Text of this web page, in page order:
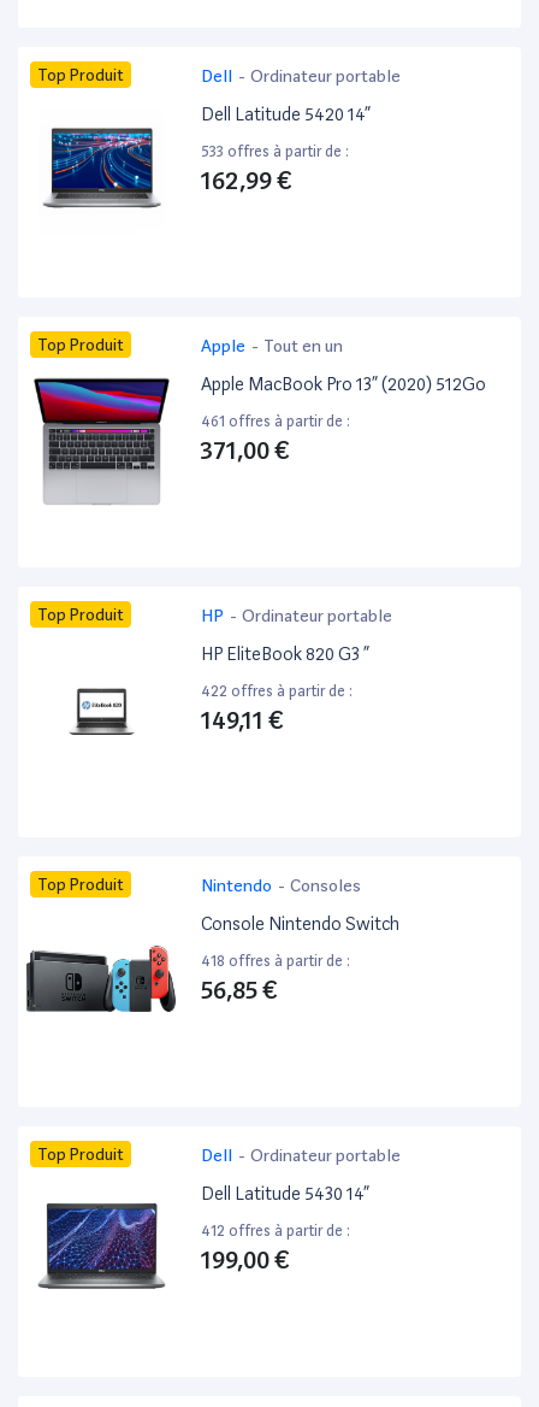
Top Produit Dell - Ordinateur portable
Dell Latitude 5420 14”
533 offres à partir de :
162,99 €
Top Produit Apple - Tout en un
Apple MacBook Pro 13” (2020) 512Go
461 offres à partir de :
371,00 €
Top Produit HP - Ordinateur portable
HP EliteBook 820 G3 ”
422 offres à partir de :
149,11 €
Top Produit Nintendo - Consoles
Console Nintendo Switch
418 offres à partir de :
56,85 €
Top Produit Dell - Ordinateur portable
Dell Latitude 5430 14”
412 offres à partir de :
199,00 €